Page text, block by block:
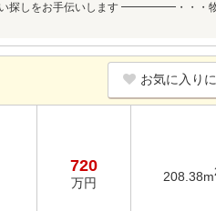
い探しをお手伝いします ━━━━━・・・
お気に入り
720
万円 208.38m